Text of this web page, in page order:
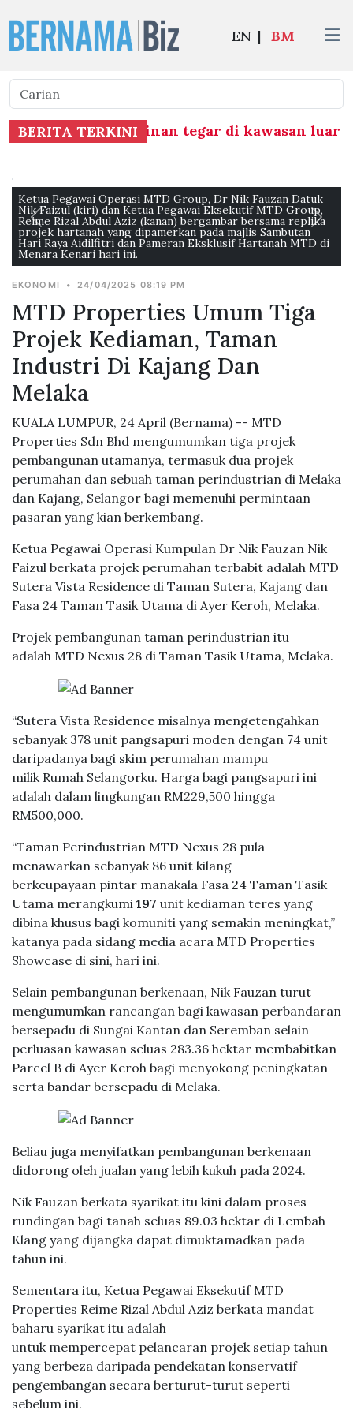
EN | BM
BERITA TERKINI
basmi kemiskinan tegar di kawasan luar
Ketua Pegawai Operasi MTD Group, Dr Nik Fauzan Datuk
Nik Faizul (kiri) dan Ketua Pegawai Eksekutif MTD Group,
Reime Rizal Abdul Aziz (kanan) bergambar bersama replika
projek hartanah yang dipamerkan pada majlis Sambutan
Hari Raya Aidilfitri dan Pameran Eksklusif Hartanah MTD di
Menara Kenari hari ini.
EKONOMI • 24/04/2025 08:19 PM
MTD Properties Umum Tiga
Projek Kediaman, Taman
Industri Di Kajang Dan
Melaka
KUALA LUMPUR, 24 April (Bernama) -- MTD
Properties Sdn Bhd mengumumkan tiga projek
pembangunan utamanya, termasuk dua projek
perumahan dan sebuah taman perindustrian di Melaka
dan Kajang, Selangor bagi memenuhi permintaan
pasaran yang kian berkembang.
Ketua Pegawai Operasi Kumpulan Dr Nik Fauzan Nik
Faizul berkata projek perumahan terbabit adalah MTD
Sutera Vista Residence di Taman Sutera, Kajang dan
Fasa 24 Taman Tasik Utama di Ayer Keroh, Melaka.
Projek pembangunan taman perindustrian itu
adalah MTD Nexus 28 di Taman Tasik Utama, Melaka.
“Sutera Vista Residence misalnya mengetengahkan
sebanyak 378 unit pangsapuri moden dengan 74 unit
daripadanya bagi skim perumahan mampu
milik Rumah Selangorku. Harga bagi pangsapuri ini
adalah dalam lingkungan RM229,500 hingga
RM500,000.
“Taman Perindustrian MTD Nexus 28 pula
menawarkan sebanyak 86 unit kilang
berkeupayaan pintar manakala Fasa 24 Taman Tasik
Utama merangkumi 197 unit kediaman teres yang
dibina khusus bagi komuniti yang semakin meningkat,”
katanya pada sidang media acara MTD Properties
Showcase di sini, hari ini.
Selain pembangunan berkenaan, Nik Fauzan turut
mengumumkan rancangan bagi kawasan perbandaran
bersepadu di Sungai Kantan dan Seremban selain
perluasan kawasan seluas 283.36 hektar membabitkan
Parcel B di Ayer Keroh bagi menyokong peningkatan
serta bandar bersepadu di Melaka.
Beliau juga menyifatkan pembangunan berkenaan
didorong oleh jualan yang lebih kukuh pada 2024.
Nik Fauzan berkata syarikat itu kini dalam proses
rundingan bagi tanah seluas 89.03 hektar di Lembah
Klang yang dijangka dapat dimuktamadkan pada
tahun ini.
Sementara itu, Ketua Pegawai Eksekutif MTD
Properties Reime Rizal Abdul Aziz berkata mandat
baharu syarikat itu adalah
untuk mempercepat pelancaran projek setiap tahun
yang berbeza daripada pendekatan konservatif
pengembangan secara berturut-turut seperti
sebelum ini.